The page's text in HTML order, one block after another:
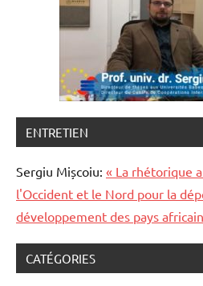
ENTRETIEN
Sergiu Mișcoiu: « La rhétorique
l'Occident et le Nord pour la
développement des pays
CATÉGORIES